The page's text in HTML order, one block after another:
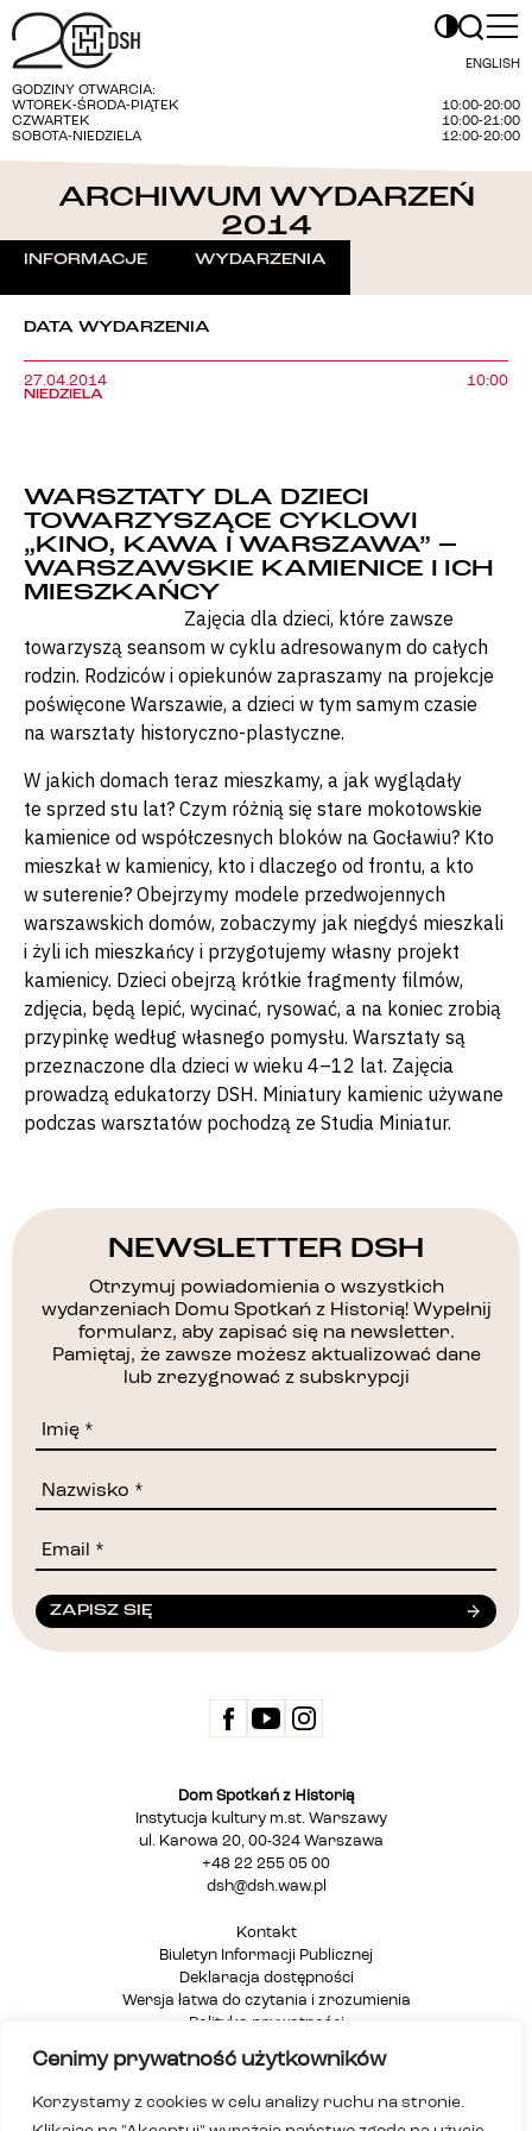
Cenimy prywatność użytkowników
Korzystamy z cookies w celu analizy ruchu na stronie.
ENGLISH
GODZINY OTWARCIA:
WTOREK-ŚRODA-PIĄTEK
10:00-20:00
CZWARTEK
10:00-21:00
SOBOTA-NIEDZIELA
12:00-20:00
ARCHIWUM WYDARZEŃ
2014
INFORMACJE WYDARZENIA
DATA WYDARZENIA
27.04.2014
NIEDZIELA
10:00
WARSZTATY DLA DZIECI
TOWARZYSZĄCE CYKLOWI
„KINO, KAWA I WARSZAWA” –
WARSZAWSKIE KAMIENICE I ICH
MIESZKAŃCY
Zajęcia dla dzieci, które zawsze
towarzyszą seansom w cyklu adresowanym do całych
rodzin. Rodziców i opiekunów zapraszamy na projekcje
poświęcone Warszawie, a dzieci w tym samym czasie
na warsztaty historyczno-plastyczne.
W jakich domach teraz mieszkamy, a jak wyglądały
te sprzed stu lat? Czym różnią się stare mokotowskie
kamienice od współczesnych bloków na Gocławiu? Kto
mieszkał w kamienicy, kto i dlaczego od frontu, a kto
w suterenie? Obejrzymy modele przedwojennych
warszawskich domów, zobaczymy jak niegdyś mieszkali
i żyli ich mieszkańcy i przygotujemy własny projekt
kamienicy. Dzieci obejrzą krótkie fragmenty filmów,
zdjęcia, będą lepić, wycinać, rysować, a na koniec zrobią
przypinkę według własnego pomysłu. Warsztaty są
przeznaczone dla dzieci w wieku 4–12 lat. Zajęcia
prowadzą edukatorzy DSH. Miniatury kamienic używane
podczas warsztatów pochodzą ze Studia Miniatur.
NEWSLETTER DSH
Otrzymuj powiadomienia o wszystkich
wydarzeniach Domu Spotkań z Historią! Wypełnij
formularz, aby zapisać się na newsletter.
Pamiętaj, że zawsze możesz aktualizować dane
lub zrezygnować z subskrypcji
ZAPISZ SIĘ
Dom Spotkań z Historią
Instytucja kultury m.st. Warszawy
ul. Karowa 20, 00-324 Warszawa
+48 22 255 05 00
dsh@dsh.waw.pl
Kontakt
Biuletyn Informacji Publicznej
Deklaracja dostępności
Wersja łatwa do czytania i zrozumienia
Polityka prywatności
Mapa strony